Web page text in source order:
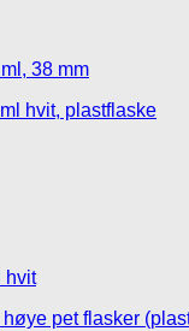
38 mm
hvit